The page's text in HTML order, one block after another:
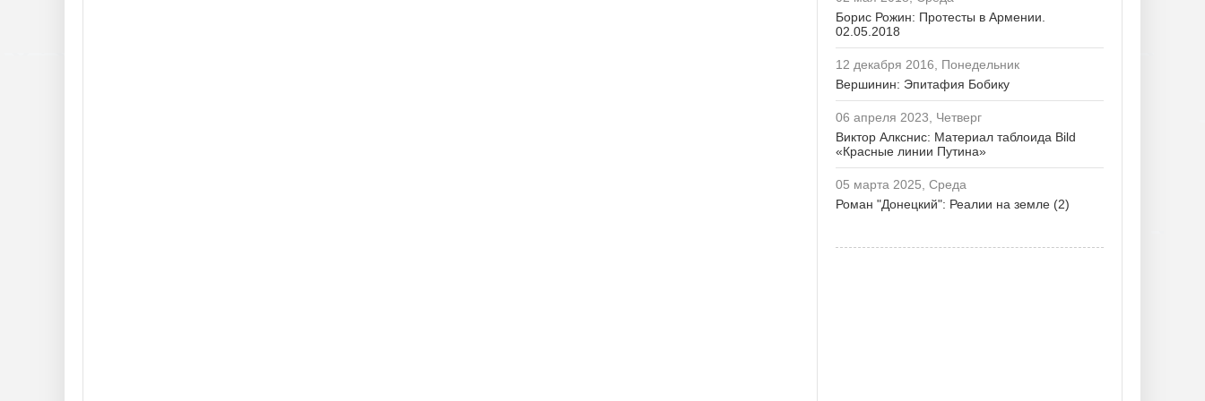
Борис Рожин: Протесты в Армении.
02.05.2018
12 декабря 2016, Понедельник
Вершинин: Эпитафия Бобику
06 апреля 2023, Четверг
Виктор Алкснис: Материал таблоида Bild
«Красные линии Путина»
05 марта 2025, Среда
Роман "Донецкий": Реалии на земле (2)